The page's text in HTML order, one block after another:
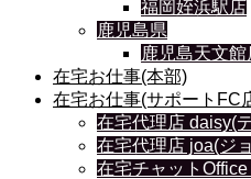
福岡姪浜駅店
鹿児島県
鹿児島天文館
在宅お仕事(本部)
在宅お仕事(サポートFC
在宅代理店 daisy(
在宅代理店 joa(ジ
在宅チャット